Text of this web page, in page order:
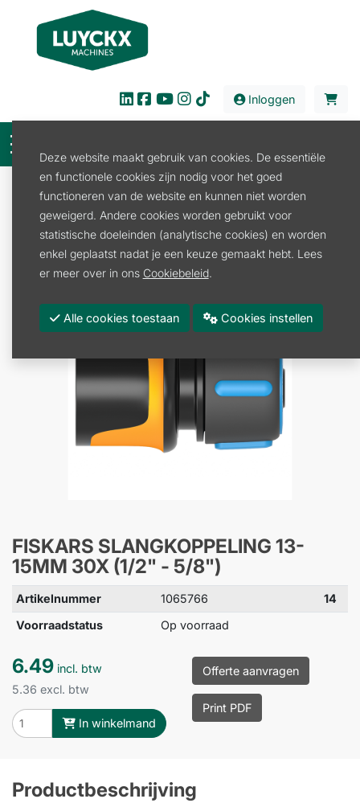
Inloggen
Tuin en Park
Beregeningstechniek
FISKARS SLANGKOPPELING 13-15MM 30X (1/2" -
FISKARS SLANGKOPPELING 13-
15MM 30X (1/2" - 5/8")
Artikelnummer 1065766
14
Voorraadstatus
Op voorraad
6.49 incl. btw
5.36 excl. btw
In winkelmand
Offerte aanvragen
Print PDF
Productbeschrijving
Deze website maakt gebruik van cookies. De essentiële
en functionele cookies zijn nodig voor het goed
functioneren van de website en kunnen niet worden
geweigerd. Andere cookies worden gebruikt voor
statistische doeleinden (analytische cookies) en worden
enkel geplaatst nadat je een keuze gemaakt hebt. Lees
er meer over in ons Cookiebeleid.
Alle cookies toestaan Cookies instellen